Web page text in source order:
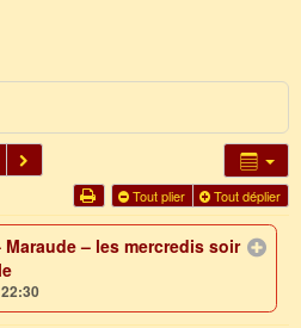
Tout plier Tout déplier
Maraude – les mercredis soir